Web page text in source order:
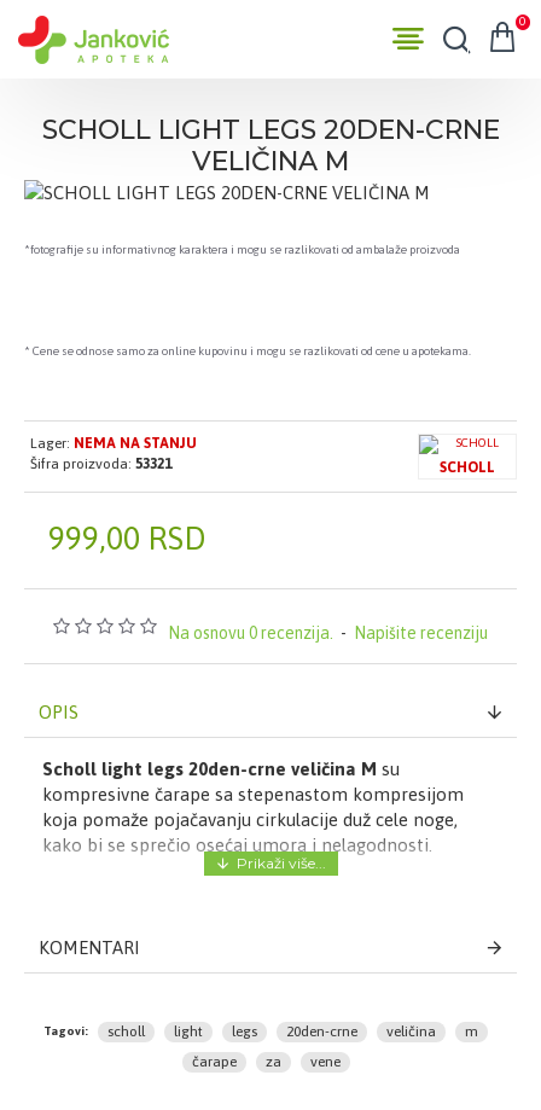
0
SCHOLL LIGHT LEGS 20DEN-CRNE
VELIČINA M
*fotografije su informativnog karaktera i mogu se razlikovati od ambalaže proizvoda
* Cene se odnose samo za online kupovinu i mogu se razlikovati od cene u apotekama.
Na osnovu 0 recenzija. - Napišite recenziju
999,00 RSD
Lager: NEMA NA STANJU
Šifra proizvoda: 53321 SCHOLL
OPIS
Scholl light legs 20den-crne veličina M su
kompresivne čarape sa stepenastom kompresijom
koja pomaže pojačavanju cirkulacije duž cele noge,
kako bi se sprečio osećaj umora i nelagodnosti.
KOMENTARI
Tagovi: scholl light legs 20den-crne veličina
m
čarape
za vene